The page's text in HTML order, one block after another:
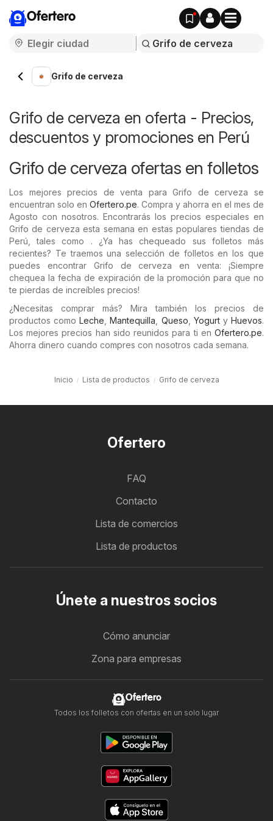
Ofertero
Grifo de cerveza
Grifo de cerveza en oferta - Precios,
descuentos y promociones en Perú
Grifo de cerveza ofertas en folletos
Los mejores precios de venta para Grifo de cerveza se
encuentran solo en Ofertero.pe. Compra y ahorra en el mes de
Agosto con nosotros. Encontrarás los precios especiales en
Grifo de cerveza esta semana en estas populares tiendas de
Perú, tales como . ¿Ya has chequeado sus folletos más
recientes? Te traemos una selección de folletos en los que
puedes encontrar Grifo de cerveza en venta: ¡Siempre
chequea la fecha de expiración de la promoción para que no
te pierdas de increíbles precios!
¿Necesitas comprar más? Mira también los precios de
productos comoLeche ,Mantequilla Queso YogurtyHuevos.
Los mejores precios han sido reunidos para ti en Ofertero.pe.
Ahorra dinero cuando compres con nosotros cada semana.
Inicio Lista de productos Grifo de cerveza
Ofertero
FAQ
Contacto
Lista de comercios
Lista de productos
Únete a nuestros socios
Cómo anunciar
Zona para empresas
Ofertero
Todos los folletos con ofertas en un solo lugar